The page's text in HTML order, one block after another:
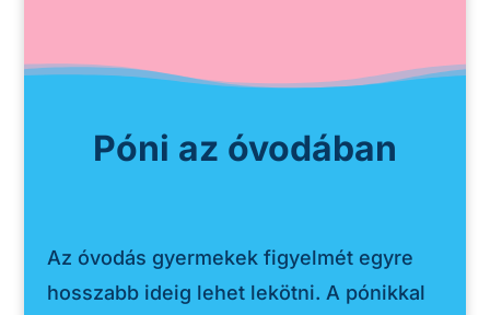
Póni az óvodában
Az óvodás gyermekek figyelmét egyre
hosszabb ideig lehet lekötni. A pónikkal